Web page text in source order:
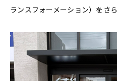
ランスフォーメーション）をさ